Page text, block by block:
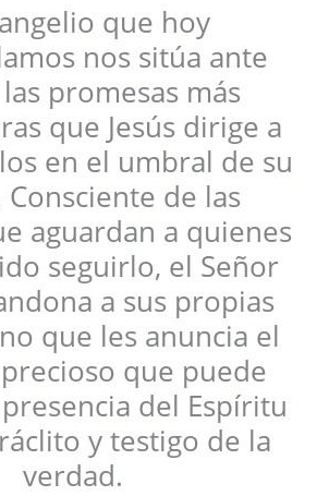
que hoy
nos sitúa ante
promesas más
que Jesús dirige a
en el umbral de su
Consciente de las
aguardan a quienes
seguirlo, el Señor
a sus propias
que les anuncia el
que puede
del Espíritu
y testigo de la
verdad.